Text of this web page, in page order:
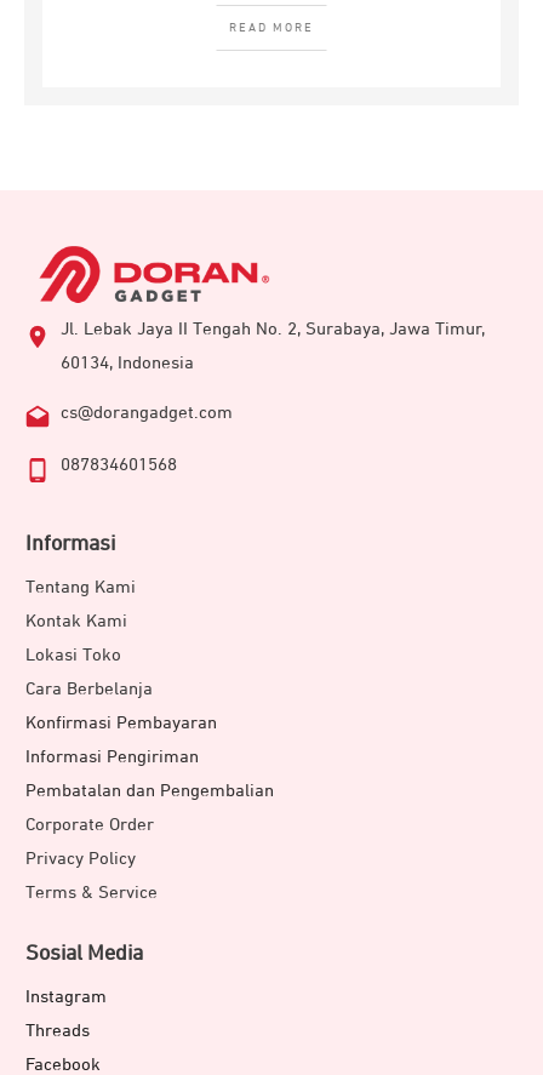
READ MORE
Jl. Lebak Jaya II Tengah No. 2, Surabaya, Jawa Timur,
60134, Indonesia
cs@dorangadget.com
087834601568
Informasi
Tentang Kami
Kontak Kami
Lokasi Toko
Cara Berbelanja
Konfirmasi Pembayaran
Informasi Pengiriman
Pembatalan dan Pengembalian
Corporate Order
Privacy Policy
Terms & Service
Sosial Media
Instagram
Threads
Facebook